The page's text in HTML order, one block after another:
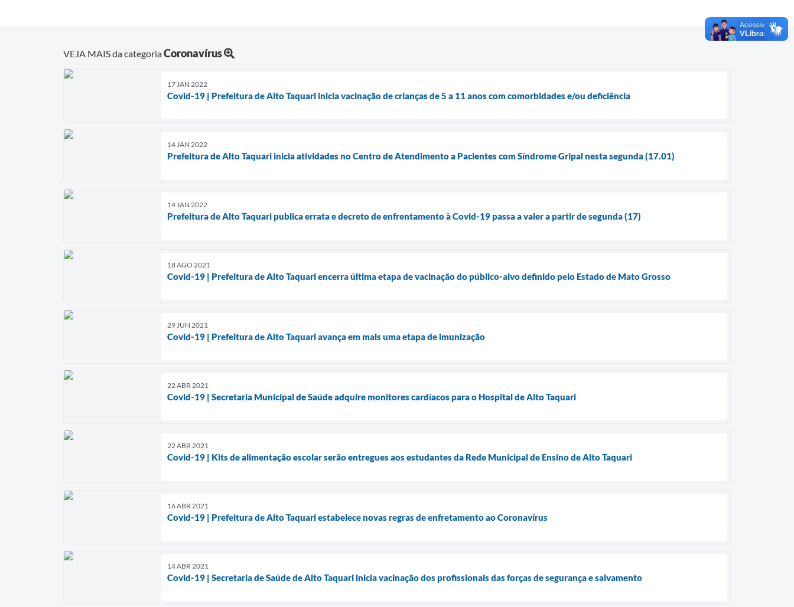
VEJA MAIS da categoriaCoronavírus
17 JAN 2022
Covid-19 | Prefeitura de Alto Taquari inicia vacinação de crianças de 5 a 11 anos com comorbidades e/ou deficiência
14 JAN 2022
Prefeitura de Alto Taquari inicia atividades no Centro de Atendimento a Pacientes com Síndrome Gripal nesta segunda (17.01)
14 JAN 2022
Prefeitura de Alto Taquari publica errata e decreto de enfrentamento à Covid-19 passa a valer a partir de segunda (17)
18 AGO 2021
Covid-19 | Prefeitura de Alto Taquari encerra última etapa de vacinação do público-alvo definido pelo Estado de Mato Grosso
29 JUN 2021
Covid-19 | Prefeitura de Alto Taquari avança em mais uma etapa de imunização
22 ABR 2021
Covid-19 | Secretaria Municipal de Saúde adquire monitores cardíacos para o Hospital de Alto Taquari
22 ABR 2021
Covid-19 | Kits de alimentação escolar serão entregues aos estudantes da Rede Municipal de Ensino de Alto Taquari
16 ABR 2021
Covid-19 | Prefeitura de Alto Taquari estabelece novas regras de enfretamento ao Coronavírus
14 ABR 2021
Covid-19 | Secretaria de Saúde de Alto Taquari inicia vacinação dos profissionais das forças de segurança e salvamento